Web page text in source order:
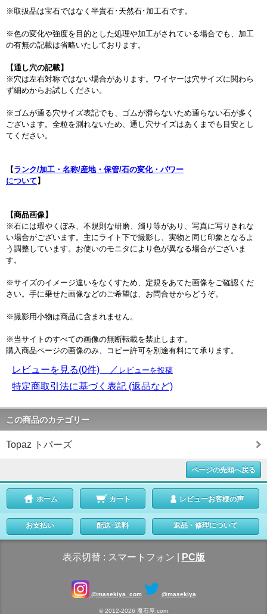
※取扱品は宝石ではなく半貴石･天然石･加工石です。
※色の変化や強度を目的とした処理や加工がされている場合でも、加工
の有無の記載は省略いたしております。
【通し穴の記載】
※穴は左右対称ではない場合があります。ワイヤーは穴サイズに関わら
ず細めからお試しください。
※ゴムが通る穴サイズ表記でも、ゴムが滑らないため通らない石が多く
ございます。全粒を測れないため、通し穴サイズはあくまでも目安とし
てください。
【ランク/加工・名称/産地・保管/石の変化・パワー
について 】
【商品画像】
※石には瑕やくぼみ、不規則な研磨、濁り等があり、写真に写りきれな
い場合がございます。主にライト下で撮影し、実物と同じ印象となるよ
う調整しています。お使いのモニタにより色が異なる場合がございま
す。
※サイズのイメージ違いをなくすため、定規をあてた画像をご確認くだ
さい。手に乗せた画像などのご希望は、お問合せからどうぞ。
※撮影用小物は商品に含まれません。
※当サイトのすべての画像の無断転載を禁止します。
購入商品ページの画像のみ、コピー許可を別途有料にて承ります。
レビューを見る(0件) ／ レビューを投稿
特定商取引法に基づく表記 (返品など)
この商品のカテゴリー
Topaz トパーズ
ページの先頭へ戻る
ホーム カート レビューお客様の声
お支払い 配送･送料 返品・修理について
表示切替 : スマートフォン PC版
@masekiya_com @masekiya
© 2012-2026 魔石屋.com